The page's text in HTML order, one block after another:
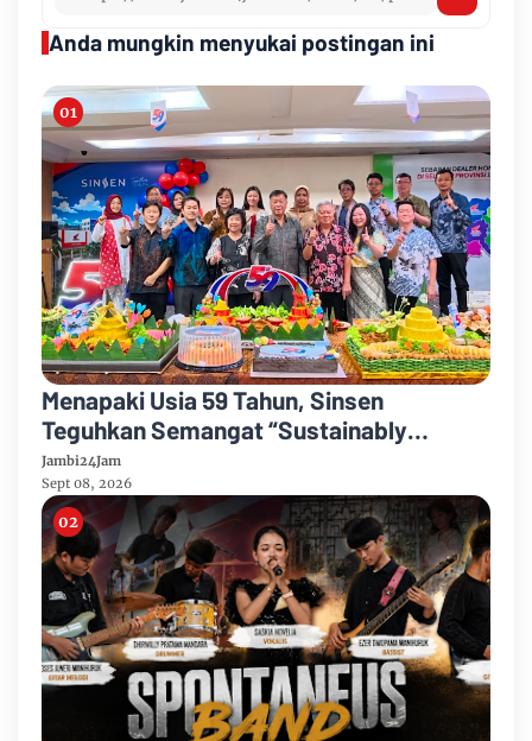
Anda mungkin menyukai postingan ini
Menapaki Usia 59 Tahun, Sinsen
Teguhkan Semangat “Sustainably
Growing”
Jambi24Jam
Sept 08, 2026